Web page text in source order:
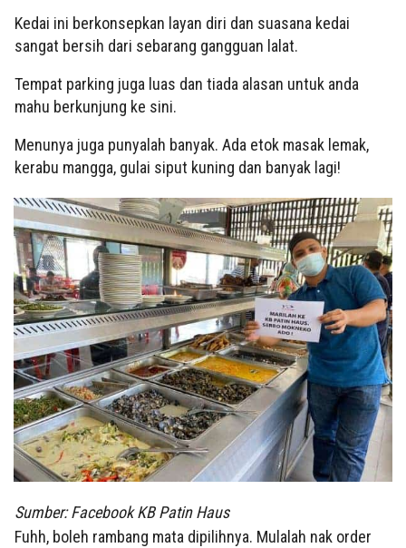
Kedai ini berkonsepkan layan diri dan suasana kedai
sangat bersih dari sebarang gangguan lalat.
Tempat parking juga luas dan tiada alasan untuk anda
mahu berkunjung ke sini.
Menunya juga punyalah banyak. Ada etok masak lemak,
kerabu mangga, gulai siput kuning dan banyak lagi!
Sumber: Facebook KB Patin Haus
Fuhh, boleh rambang mata dipilihnya. Mulalah nak order